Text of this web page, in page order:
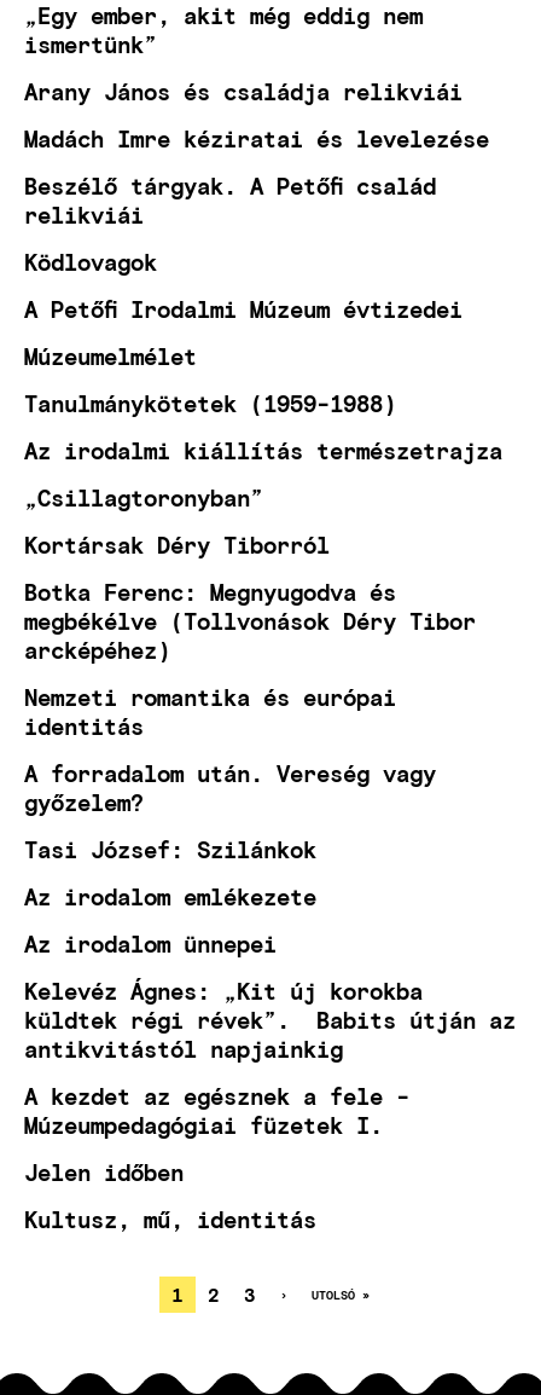
„Egy ember, akit még eddig nem
ismertünk”
Arany János és családja relikviái
Madách Imre kéziratai és levelezése
Beszélő tárgyak. A Petőfi család
relikviái
Ködlovagok
A Petőfi Irodalmi Múzeum évtizedei
Múzeumelmélet
Tanulmánykötetek (1959-1988)
Az irodalmi kiállítás természetrajza
„Csillagtoronyban”
Kortársak Déry Tiborról
Botka Ferenc: Megnyugodva és
megbékélve (Tollvonások Déry Tibor
arcképéhez)
Nemzeti romantika és európai
identitás
A forradalom után. Vereség vagy
győzelem?
Tasi József: Szilánkok
Az irodalom emlékezete
Az irodalom ünnepei
Kelevéz Ágnes: „Kit új korokba
küldtek régi révek”. Babits útján az
antikvitástól napjainkig
A kezdet az egésznek a fele -
Múzeumpedagógiai füzetek I.
Jelen időben
Kultusz, mű, identitás
OLDALSZÁMOZÁS
JELENLEGI
OLDAL
1 OLDAL
2 OLDAL
3
KÖVETKEZŐ
›
UTOLSÓ
UTOLSÓ »